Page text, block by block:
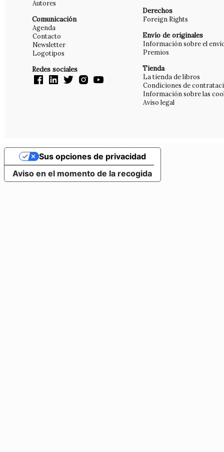
Autores
Comunicación
Agenda
Contacto
Newsletter
Logotipos
Redes sociales
Derechos
Foreign Rights
Envío de originales
Información sobre el
Premios
Tienda
La tienda de libros
Condiciones de
Información sobre las
Aviso legal
Aviso en el momento de la recogida
Sus opciones de privacidad